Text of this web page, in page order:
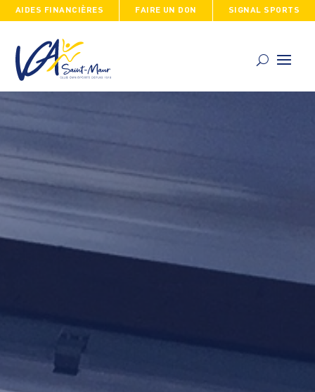
AIDES FINANCIÈRES FAIRE UN DON SIGNAL SPORTS